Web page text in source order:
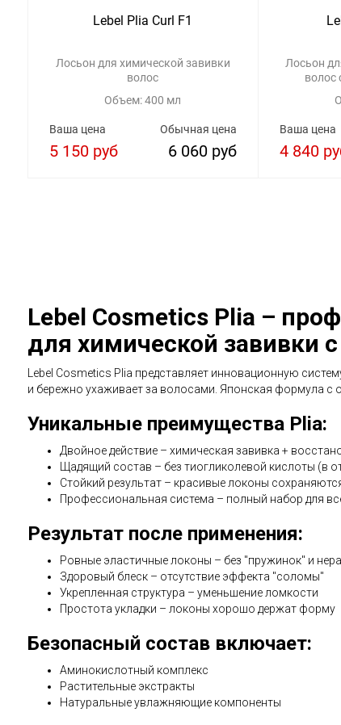
Lebel Plia Curl F1
Лосьон для химической завивки
волос
Объем: 400 мл
Обычная цена
6 060 руб
Ваша цена
5 150 руб
Лосьон
волос
Ваша цена
4 840
Lebel Cosmetics Plia –
для химической завивки
Lebel Cosmetics Plia представляет инновационную
и бережно ухаживает за волосами. Японская формула с
Уникальные преимущества Plia:
Двойное действие – химическая завивка +
Щадящий состав – без тиогликолевой кислоты (в
Стойкий результат – красивые локоны
Профессиональная система – полный набор для
Результат после применения:
Ровные эластичные локоны – без "пружинок" и
Здоровый блеск – отсутствие эффекта "соломы"
Укрепленная структура – уменьшение ломкости
Простота укладки – локоны хорошо держат форму
Безопасный состав включает:
Аминокислотный комплекс
Растительные экстракты
Натуральные увлажняющие компоненты